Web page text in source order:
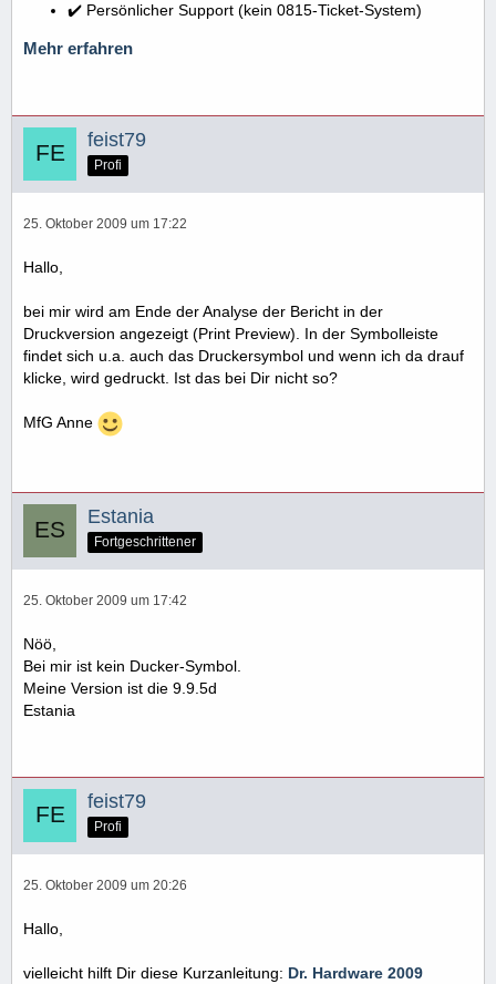
✔️ Persönlicher Support (kein 0815-Ticket-System)
Mehr erfahren
feist79
Profi
25. Oktober 2009 um 17:22
Hallo,
bei mir wird am Ende der Analyse der Bericht in der
Druckversion angezeigt (Print Preview). In der Symbolleiste
findet sich u.a. auch das Druckersymbol und wenn ich da drauf
klicke, wird gedruckt. Ist das bei Dir nicht so?
MfG Anne
Estania
Fortgeschrittener
25. Oktober 2009 um 17:42
Nöö,
Bei mir ist kein Ducker-Symbol.
Meine Version ist die 9.9.5d
Estania
feist79
Profi
25. Oktober 2009 um 20:26
Hallo,
vielleicht hilft Dir diese Kurzanleitung: Dr. Hardware 2009